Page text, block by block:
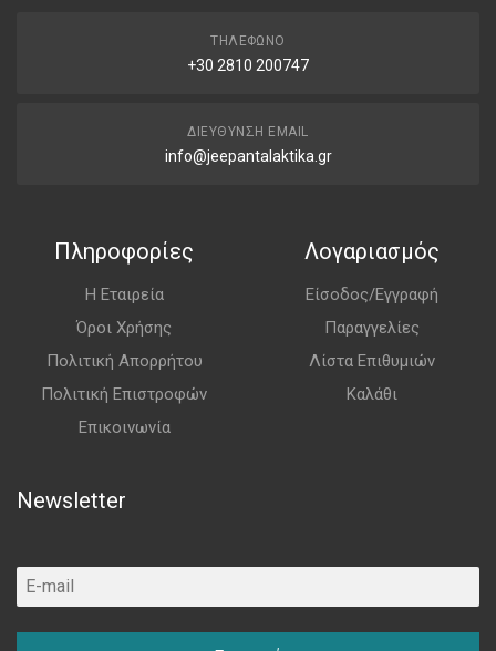
ΤΗΛΈΦΩΝΟ
+30 2810 200747
ΔΙΕΎΘΥΝΣΗ EMAIL
info@jeepantalaktika.gr
Πληροφορίες
Η Εταιρεία
Όροι Χρήσης
Πολιτική Απορρήτου
Πολιτική Επιστροφών
Επικοινωνία
Λογαριασμός
Είσοδος/Εγγραφή
Παραγγελίες
Λίστα Επιθυμιών
Καλάθι
Newsletter